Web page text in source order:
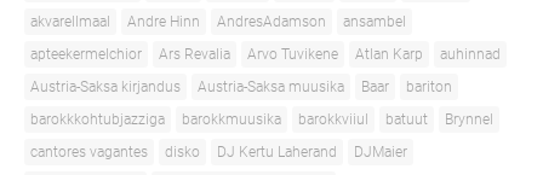
akvarellmaal
Andre Hinn AndresAdamson
ansambel
apteekermelchior
Ars Revalia Arvo Tuvikene Atlan Karp
auhinnad
Austria-Saksa kirjandus
Austria-Saksa muusika Baar
bariton
barokkkohtubjazziga
barokkmuusika barokkviiul batuut
Brynnel
cantores vagantes
disko DJ Kertu Laherand
DJMaier